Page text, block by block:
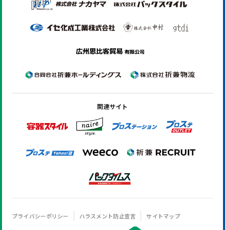
関連サイト
プライバシーポリシー ハラスメント防止宣言 サイトマップ